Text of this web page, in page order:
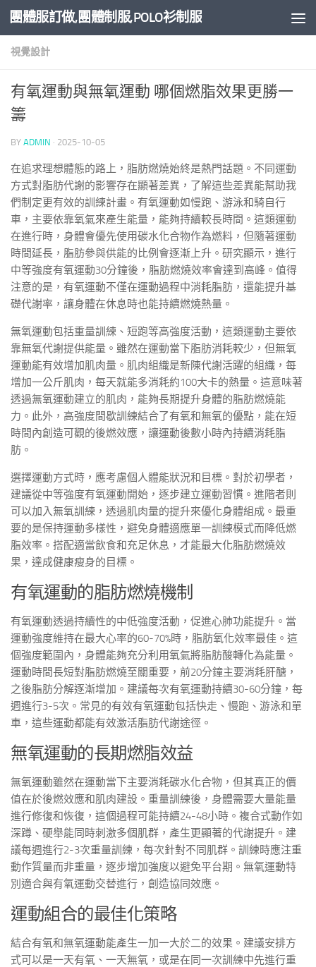
Skip to content
團體服訂做,團體制服,POLO衫制服
視覺設計
有氧運動與無氧運動 哪個燃脂效果更勝一
籌
BY ADMIN · 2025-10-05
在追求理想體態的路上，脂肪燃燒始終是熱門話題。不同運動
方式對脂肪代謝的影響存在顯著差異，了解這些差異能幫助我
們制定更有效的訓練計畫。有氧運動如慢跑、游泳和騎自行
車，主要依靠氧氣來產生能量，能夠持續較長時間。這類運動
在進行時，身體會優先使用碳水化合物作為燃料，但隨著運動
時間延長，脂肪參與供能的比例會逐漸上升。研究顯示，進行
中等強度有氧運動30分鐘後，脂肪燃燒效率會達到高峰。值得
注意的是，有氧運動不僅在運動過程中消耗脂肪，還能提升基
礎代謝率，讓身體在休息時也能持續燃燒熱量。
無氧運動包括重量訓練、短跑等高強度活動，這類運動主要依
靠無氧代謝提供能量。雖然在運動當下脂肪消耗較少，但無氧
運動能有效增加肌肉量。肌肉組織是新陳代謝活躍的組織，每
增加一公斤肌肉，每天就能多消耗約100大卡的熱量。這意味著
透過無氧運動建立的肌肉，能夠長期提升身體的脂肪燃燒能
力。此外，高強度間歇訓練結合了有氧和無氧的優點，能在短
時間內創造可觀的後燃效應，讓運動後數小時內持續消耗脂
肪。
選擇運動方式時，應考慮個人體能狀況和目標。對於初學者，
建議從中等強度有氧運動開始，逐步建立運動習慣。進階者則
可以加入無氧訓練，透過肌肉量的提升來優化身體組成。最重
要的是保持運動多樣性，避免身體適應單一訓練模式而降低燃
脂效率。搭配適當飲食和充足休息，才能最大化脂肪燃燒效
果，達成健康瘦身的目標。
有氧運動的脂肪燃燒機制
有氧運動透過持續性的中低強度活動，促進心肺功能提升。當
運動強度維持在最大心率的60-70%時，脂肪氧化效率最佳。這
個強度範圍內，身體能夠充分利用氧氣將脂肪酸轉化為能量。
運動時間長短對脂肪燃燒至關重要，前20分鐘主要消耗肝醣，
之後脂肪分解逐漸增加。建議每次有氧運動持續30-60分鐘，每
週進行3-5次。常見的有效有氧運動包括快走、慢跑、游泳和單
車，這些運動都能有效激活脂肪代謝途徑。
無氧運動的長期燃脂效益
無氧運動雖然在運動當下主要消耗碳水化合物，但其真正的價
值在於後燃效應和肌肉建設。重量訓練後，身體需要大量能量
進行修復和恢復，這個過程可能持續24-48小時。複合式動作如
深蹲、硬舉能同時刺激多個肌群，產生更顯著的代謝提升。建
議每週進行2-3次重量訓練，每次針對不同肌群。訓練時應注重
動作質量而非重量，逐步增加強度以避免平台期。無氧運動特
別適合與有氧運動交替進行，創造協同效應。
運動組合的最佳化策略
結合有氧和無氧運動能產生一加一大於二的效果。建議安排方
式可以是一天有氧、一天無氧，或是在同一次訓練中先進行重